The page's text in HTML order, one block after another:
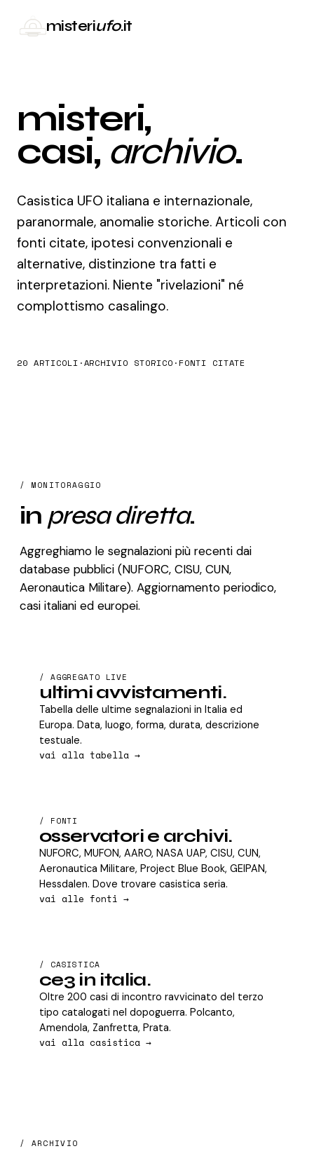
misteriufo.it
misteri,
casi, archivio.
Casistica UFO italiana e internazionale,
paranormale, anomalie storiche. Articoli con
fonti citate, ipotesi convenzionali e
alternative, distinzione tra fatti e
interpretazioni. Niente "rivelazioni" né
complottismo casalingo.
20 ARTICOLI ·ARCHIVIO STORICO · FONTI CITATE
/ MONITORAGGIO
in presa diretta.
Aggreghiamo le segnalazioni più recenti dai
database pubblici (NUFORC, CISU, CUN,
Aeronautica Militare). Aggiornamento periodico,
casi italiani ed europei.
/ AGGREGATO LIVE
ultimi avvistamenti.
Tabella delle ultime segnalazioni in Italia ed
Europa. Data, luogo, forma, durata, descrizione
testuale.
vai alla tabella →
/ FONTI
osservatori e archivi.
NUFORC, MUFON, AARO, NASA UAP, CISU, CUN,
Aeronautica Militare, Project Blue Book, GEIPAN,
Hessdalen. Dove trovare casistica seria.
vai alle fonti →
/ CASISTICA
ce3 in italia.
Oltre 200 casi di incontro ravvicinato del terzo
tipo catalogati nel dopoguerra. Polcanto,
Amendola, Zanfretta, Prata.
vai alla casistica →
/ ARCHIVIO